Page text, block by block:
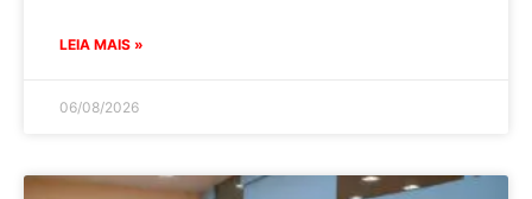
LEIA MAIS »
06/08/2026